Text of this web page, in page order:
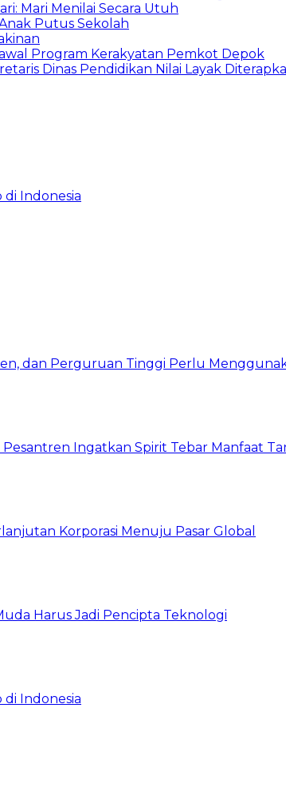
Mari Menilai Secara Utuh
Putus Sekolah
Program Kerakyatan Pemkot Depok
Dinas Pendidikan Nilai Layak
Indonesia
dan Perguruan Tinggi Perlu
Ingatkan Spirit Tebar Manfaat
Korporasi Menuju Pasar Global
Harus Jadi Pencipta Teknologi
Indonesia